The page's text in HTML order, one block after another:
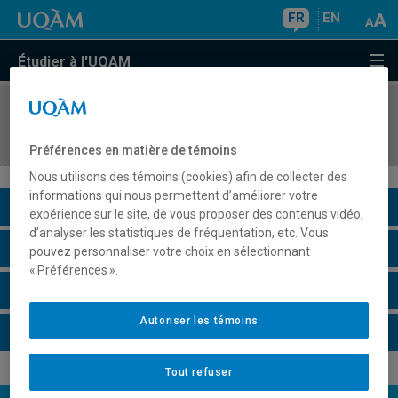
FR EN
Étudier à l'UQAM
COURS//
Description du cours
Horaire - Été 2026
Préférences en matière de témoins
Nous utilisons des témoins (cookies) afin de collecter des
informations qui nous permettent d’améliorer votre
expérience sur le site, de vous proposer des contenus vidéo,
d’analyser les statistiques de fréquentation, etc. Vous
pouvez personnaliser votre choix en sélectionnant
« Préférences ».
Tout refuser
Autoriser les témoins